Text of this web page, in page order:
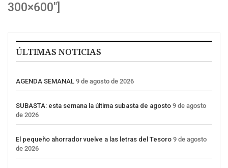
300×600″]
ÚLTIMAS NOTICIAS
AGENDA SEMANAL 9 de agosto de 2026
SUBASTA: esta semana la última subasta de agosto 9 de agosto
de 2026
El pequeño ahorrador vuelve a las letras del Tesoro 9 de agosto
de 2026